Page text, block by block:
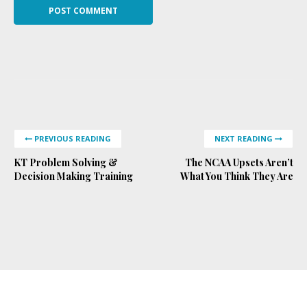
PREVIOUS READING
KT Problem Solving &
Decision Making Training
NEXT READING
The NCAA Upsets Aren’t
What You Think They Are